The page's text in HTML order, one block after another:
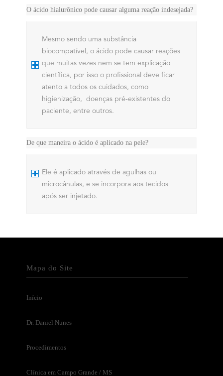
O ácido hialurônico pode causar alguma reação indesejada?
Mesmo sendo uma substância
biocompatível, o ácido pode causar reações
que muitas vezes nem se tem explicação
científica, por isso o profissional deve ficar
atento a todos os cuidados, como
higienização, doenças pré-existentes do
paciente, entre outros.
De que maneira o ácido é aplicado na pele?
Ele é aplicado através de agulhas ou
microcânulas, e se incorpora aos tecidos
após ser injetado.
Mapa do Site
Início
Dr. Daniel Nunes
Procedimentos
Clínica em Campo Grande / MS